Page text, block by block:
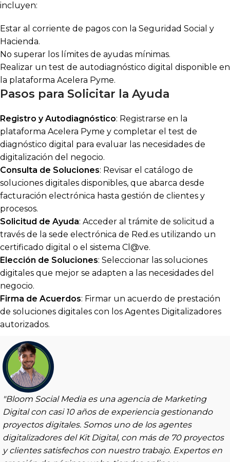
incluyen:
Estar al corriente de pagos con la Seguridad Social y
Hacienda.
No superar los límites de ayudas mínimas.
Realizar un test de autodiagnóstico digital disponible en
la plataforma Acelera Pyme.
Pasos para Solicitar la Ayuda
Registro y Autodiagnóstico: Registrarse en la
plataforma Acelera Pyme y completar el test de
diagnóstico digital para evaluar las necesidades de
digitalización del negocio.
Consulta de Soluciones: Revisar el catálogo de
soluciones digitales disponibles, que abarca desde
facturación electrónica hasta gestión de clientes y
procesos.
Solicitud de Ayuda: Acceder al trámite de solicitud a
través de la sede electrónica de Red.es utilizando un
certificado digital o el sistema Cl@ve.
Elección de Soluciones: Seleccionar las soluciones
digitales que mejor se adapten a las necesidades del
negocio.
Firma de Acuerdos: Firmar un acuerdo de prestación
de soluciones digitales con los Agentes Digitalizadores
autorizados.
"Bloom Social Media es una agencia de Marketing
Digital con casi 10 años de experiencia gestionando
proyectos digitales. Somos uno de los agentes
digitalizadores del Kit Digital, con más de 70 proyectos
y clientes satisfechos con nuestro trabajo. Expertos en